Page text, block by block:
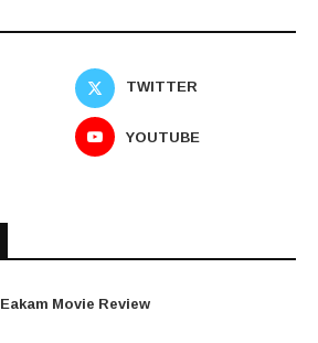
TWITTER
YOUTUBE
Eakam Movie Review